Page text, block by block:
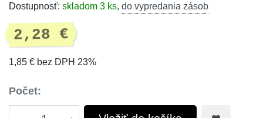
Dostupnosť: skladom 3 ks, do vypredania zásob
2,28 €
1,85 € bez DPH 23%
Počet: